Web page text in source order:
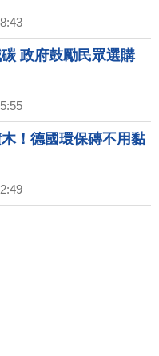
政府鼓勵民眾選購
！德國環保磚不用黏